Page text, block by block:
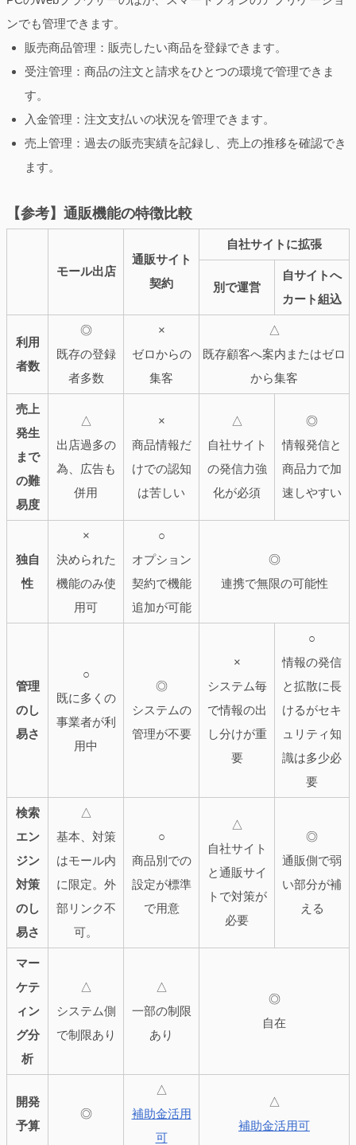
ンでも管理できます。
販売商品管理：販売したい商品を登録できます。
受注管理：商品の注文と請求をひとつの環境で管理できま
す。
入金管理：注文支払いの状況を管理できます。
売上管理：過去の販売実績を記録し、売上の推移を確認でき
ます。
【参考】通販機能の特徴比較
モール出店
通販サイト
契約
自社サイトに拡張
別で運営
自サイトへ
カート組込
利用
者数
◎
既存の登録
者多数
×
ゼロからの
集客
△
既存顧客へ案内またはゼロ
から集客
売上
発生
まで
の難
易度
△
出店過多の
為、広告も
併用
×
商品情報だ
けでの認知
は苦しい
△
自社サイト
の発信力強
化が必須
◎
情報発信と
商品力で加
速しやすい
独自
性
×
決められた
機能のみ使
用可
○
オプション
契約で機能
追加が可能
◎
連携で無限の可能性
管理
のし
易さ
○
既に多くの
事業者が利
用中
◎
システムの
管理が不要
×
システム毎
で情報の出
し分けが重
要
○
情報の発信
と拡散に長
けるがセキ
ュリティ知
識は多少必
要
検索
エン
ジン
対策
のし
易さ
△
基本、対策
はモール内
に限定。外
部リンク不
可。
○
商品別での
設定が標準
で用意
△
自社サイト
と通販サイ
トで対策が
必要
◎
通販側で弱
い部分が補
える
マー
ケテ
ィン
グ分
析
△
システム側
で制限あり
△
一部の制限
あり
◎
自在
開発
予算
◎
△
補助金活用
可
△
補助金活用可